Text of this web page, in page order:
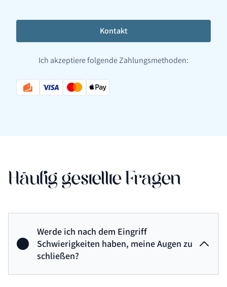
Kontakt
Ich akzeptiere folgende Zahlungsmethoden:
Häufig gestellte Fragen
Werde ich nach dem Eingriff
Schwierigkeiten haben, meine Augen zu
schließen?